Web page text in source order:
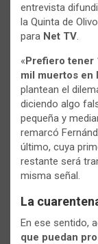
entrevista
la Quinta de
para Net TV.
«Prefiero tener
mil muertos en
plantean el
diciendo algo
pequeña y
remarcó
último, cuya
restante será
misma señal.
La
En ese sentido,
que puedan